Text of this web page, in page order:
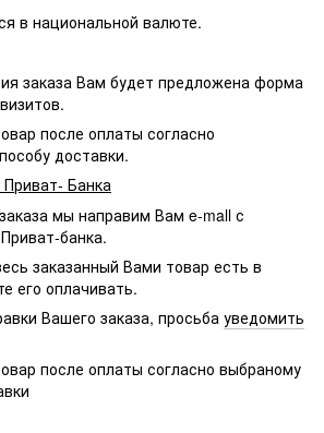
в национальной валюте.
заказа Вам будет предложена форма
после оплаты согласно
доставки.
Банка
мы направим Вам e-mall с
банка.
заказанный Вами товар есть в
его оплачивать.
Вашего заказа, просьба уведомить
после оплаты согласно выбраному